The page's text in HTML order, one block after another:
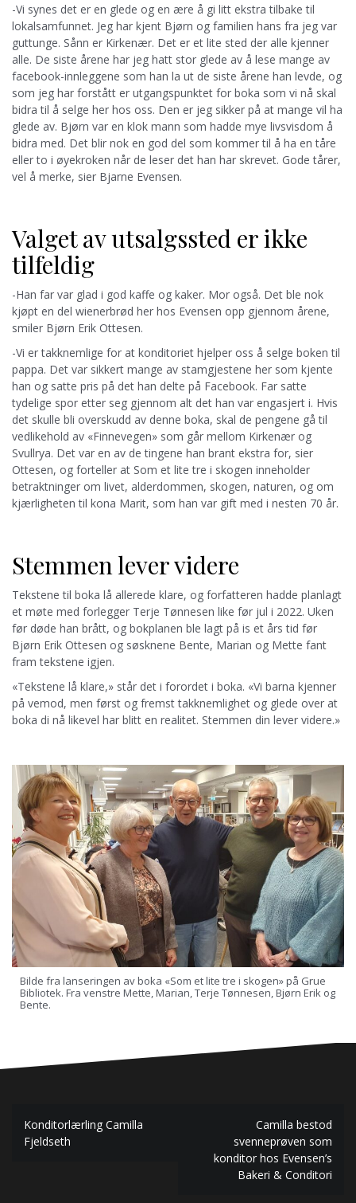
-Vi synes det er en glede og en ære å gi litt ekstra tilbake til
lokalsamfunnet. Jeg har kjent Bjørn og familien hans fra jeg var
guttunge. Sånn er Kirkenær. Det er et lite sted der alle kjenner
alle. De siste årene har jeg hatt stor glede av å lese mange av
facebook-innleggene som han la ut de siste årene han levde, og
som jeg har forstått er utgangspunktet for boka som vi nå skal
bidra til å selge her hos oss. Den er jeg sikker på at mange vil ha
glede av. Bjørn var en klok mann som hadde mye livsvisdom å
bidra med. Det blir nok en god del som kommer til å ha en tåre
eller to i øyekroken når de leser det han har skrevet. Gode tårer,
vel å merke, sier Bjarne Evensen.
Valget av utsalgssted er ikke
tilfeldig
-Han far var glad i god kaffe og kaker. Mor også. Det ble nok
kjøpt en del wienerbrød her hos Evensen opp gjennom årene,
smiler Bjørn Erik Ottesen.
-Vi er takknemlige for at konditoriet hjelper oss å selge boken til
pappa. Det var sikkert mange av stamgjestene her som kjente
han og satte pris på det han delte på Facebook. Far satte
tydelige spor etter seg gjennom alt det han var engasjert i. Hvis
det skulle bli overskudd av denne boka, skal de pengene gå til
vedlikehold av «Finnevegen» som går mellom Kirkenær og
Svullrya. Det var en av de tingene han brant ekstra for, sier
Ottesen, og forteller at Som et lite tre i skogen inneholder
betraktninger om livet, alderdommen, skogen, naturen, og om
kjærligheten til kona Marit, som han var gift med i nesten 70 år.
Stemmen lever videre
Tekstene til boka lå allerede klare, og forfatteren hadde planlagt
et møte med forlegger Terje Tønnesen like før jul i 2022. Uken
før døde han brått, og bokplanen ble lagt på is et års tid før
Bjørn Erik Ottesen og søsknene Bente, Marian og Mette fant
fram tekstene igjen.
«Tekstene lå klare,» står det i forordet i boka. «Vi barna kjenner
på vemod, men først og fremst takknemlighet og glede over at
boka di nå likevel har blitt en realitet. Stemmen din lever videre.»
Bilde fra lanseringen av boka «Som et lite tre i skogen» på Grue
Bibliotek. Fra venstre Mette, Marian, Terje Tønnesen, Bjørn Erik og
Bente.
Innleggsnavigasjon
Konditorlærling Camilla
Fjeldseth
Camilla bestod
svenneprøven som
konditor hos Evensen’s
Bakeri & Conditori